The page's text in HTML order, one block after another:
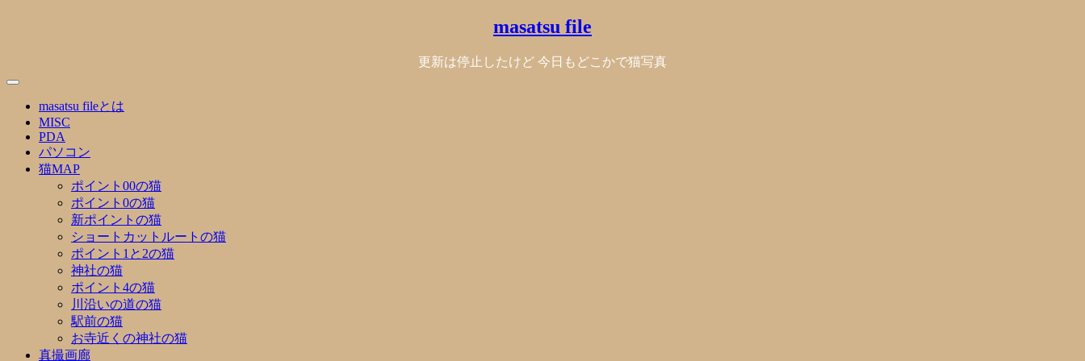
masatsu file
更新は停止したけど 今日もどこかで猫写真
masatsu fileとは
MISC
PDA
パソコン
猫MAP
ポイント00の猫
ポイント0の猫
新ポイントの猫
ショートカットルートの猫
ポイント1と2の猫
神社の猫
ポイント4の猫
川沿いの道の猫
駅前の猫
お寺近くの神社の猫
真撮画廊